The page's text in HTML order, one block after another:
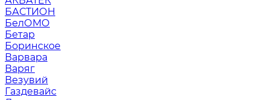
БАСТИОН
БелОМО
Бетар
Боринское
Варвара
Варяг
Везувий
Газдевайс